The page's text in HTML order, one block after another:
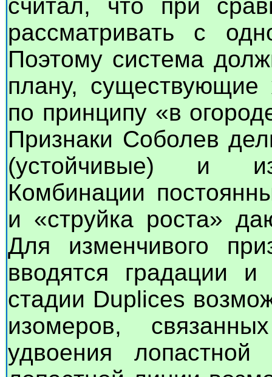
считал, что при
рассматривать с
Поэтому система
плану, существующие
по принципу «в
Признаки Соболев
(устойчивые) и
Комбинации
и «струйка роста»
Для изменчивого
вводятся градации
стадии Duplices
изомеров,
удвоения